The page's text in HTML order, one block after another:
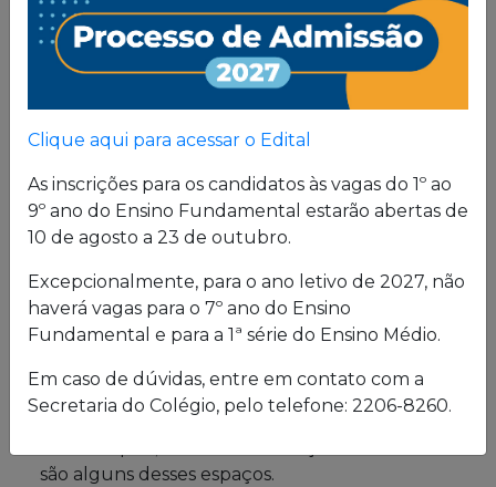
Proposta
Pedagógica
formação, pautada em valores cristãos e um
consistente conhecimento acadêmico.
Estrutura física
O Colégio oferece uma excelente estrutura para
atender a seus alunos em período integral.
Laboratórios de Química, Física e Biologia; salas
de leitura e de grupo; biblioteca; cybersala;
auditórios; complexo esportivo; piscina
são alguns desses espaços.
Clique aqui para acessar o Edital
As inscrições para os candidatos às vagas do 1º ao
9º ano do Ensino Fundamental estarão abertas de
10 de agosto a 23 de outubro.
Excepcionalmente, para o ano letivo de 2027, não
haverá vagas para o 7º ano do Ensino
Fundamental e para a 1ª série do Ensino Médio.
Em caso de dúvidas, entre em contato com a
Secretaria do Colégio, pelo telefone: 2206-8260.